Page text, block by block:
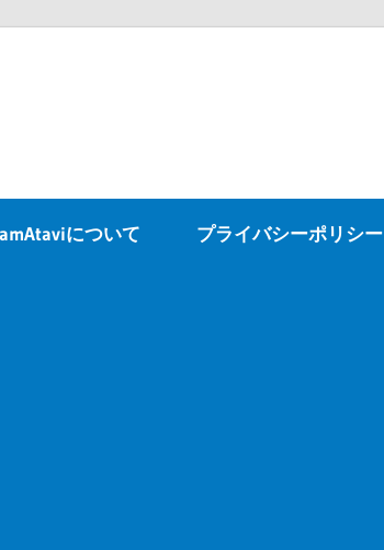
amAtaviについて プライバシーポリシー